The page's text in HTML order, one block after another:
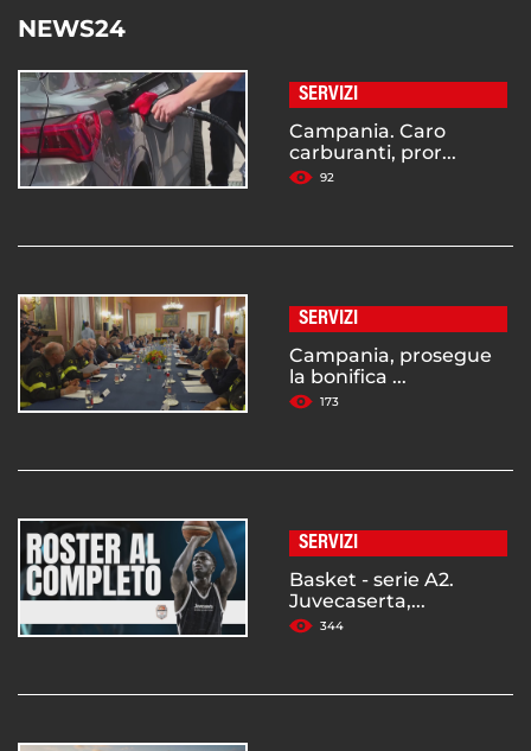
NEWS24
SERVIZI
Campania. Caro
carburanti, pror...
92
SERVIZI
Campania, prosegue
la bonifica ...
173
SERVIZI
Basket - serie A2.
Juvecaserta,...
344